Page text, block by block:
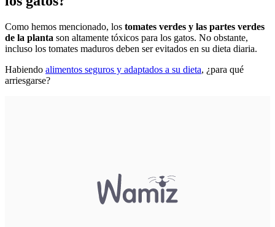
Como hemos mencionado, los tomates verdes y las partes verdes
de la planta son altamente tóxicos para los gatos. No obstante,
incluso los tomates maduros deben ser evitados en su dieta diaria.
Habiendo alimentos seguros y adaptados a su dieta, ¿para qué
arriesgarse?